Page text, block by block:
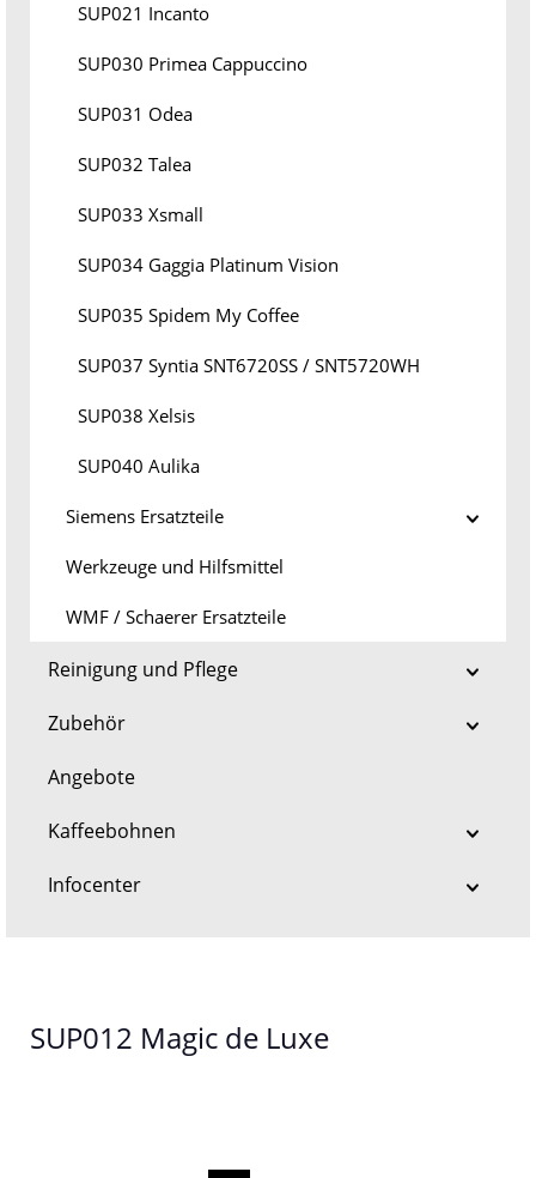
SUP021 Incanto
SUP030 Primea Cappuccino
SUP031 Odea
SUP032 Talea
SUP033 Xsmall
SUP034 Gaggia Platinum Vision
SUP035 Spidem My Coffee
SUP037 Syntia SNT6720SS / SNT5720WH
SUP038 Xelsis
SUP040 Aulika
Siemens Ersatzteile
Werkzeuge und Hilfsmittel
WMF / Schaerer Ersatzteile
Reinigung und Pflege
Zubehör
Angebote
Kaffeebohnen
Infocenter
SUP012 Magic de Luxe